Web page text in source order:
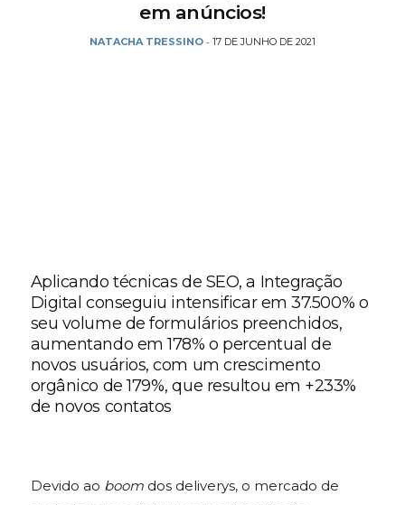
em anúncios!
NATACHA TRESSINO - 17 DE JUNHO DE 2021
Aplicando técnicas de SEO, a Integração
Digital conseguiu intensificar em 37.500% o
seu volume de formulários preenchidos,
aumentando em 178% o percentual de
novos usuários, com um crescimento
orgânico de 179%, que resultou em +233%
de novos contatos
Devido ao boom dos deliverys, o mercado de